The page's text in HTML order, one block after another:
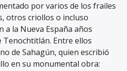
por varios de los frailes
otros criollos o incluso
a la Nueva España años
Tenochtitlán. Entre ellos
de Sahagún, quien escribió
en su monumental obra: